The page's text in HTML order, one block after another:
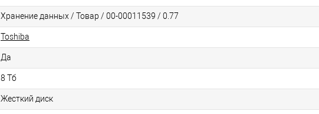
Хранение данных / Товар / 00-00011539 / 0.77
Toshiba
Да
8 Тб
Жесткий диск